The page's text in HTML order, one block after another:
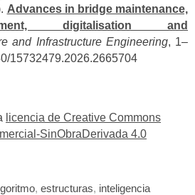
Advances in bridge maintenance,
digitalisation and
and Infrastructure Engineering, 1–
15732479.2026.2665704
licencia de Creative Commons
SinObraDerivada 4.0
, estructuras, inteligencia